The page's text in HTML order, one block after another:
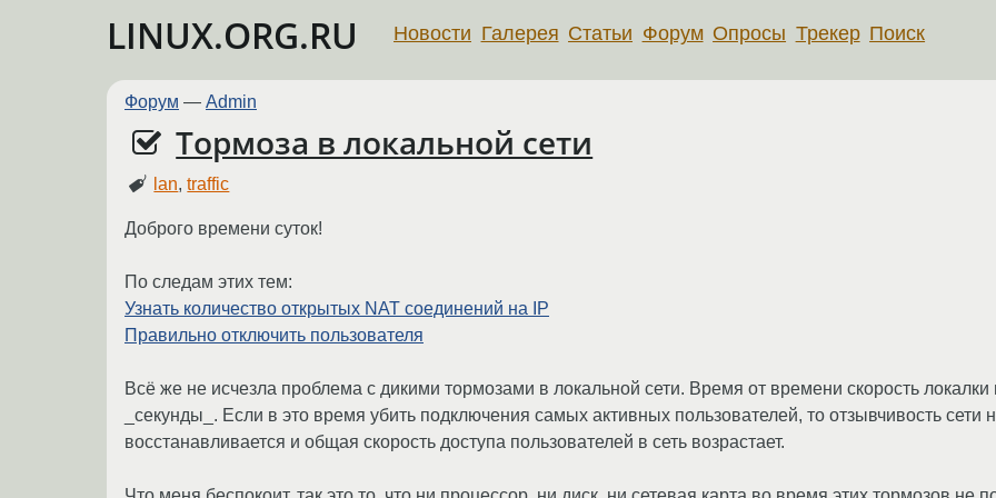
LINUX.ORG.RU Новости Галерея Статьи Форум Опросы Трекер Поиск
Форум — Admin
Тормоза в локальной сети
lan,traffic
Доброго времени суток!
По следам этих тем:
Узнать количество открытых NAT соединений на IP
Правильно отключить пользователя
Всё же не исчезла проблема с дикими тормозами в локальной сети. Время от времени скорость
_секунды_. Если в это время убить подключения самых активных пользователей, то отзывчивость сети
восстанавливается и общая скорость доступа пользователей в сеть возрастает.